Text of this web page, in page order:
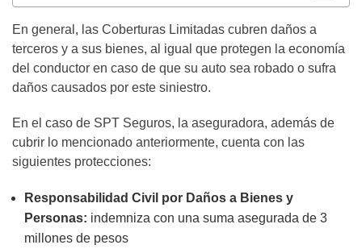
En general, las Coberturas Limitadas cubren daños a
terceros y a sus bienes, al igual que protegen la economía
del conductor en caso de que su auto sea robado o sufra
daños causados por este siniestro.
En el caso de SPT Seguros, la aseguradora, además de
cubrir lo mencionado anteriormente, cuenta con las
siguientes protecciones:
Responsabilidad Civil por Daños a Bienes y
Personas: indemniza con una suma asegurada de 3
millones de pesos